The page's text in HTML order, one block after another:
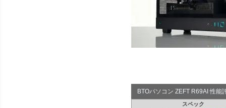
BTOパソコン ZEFT R69AI 性能
スペック